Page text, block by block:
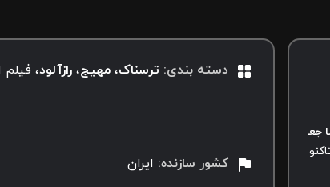
لیا اوگانیان، جرج مگوایر، الستر لیتام، مایکل گراهام،
در جشنواره‌های متنوعی حضور یافته است که در این بین سی و
دسته بندی: ترسناک مهیج رازآلود فیلم
کشور سازنده: ایران